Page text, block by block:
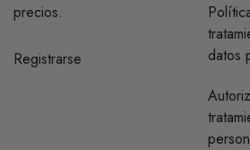
precios.
Registrarse
datos